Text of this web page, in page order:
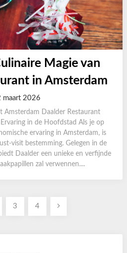
Magie van
in Amsterdam
maart 2026
Amsterdam Daalder Restaurant
in de Hoofdstad Als je op
ervaring in Amsterdam, is
visit bestemming. Gelegen in de
Daalder een unieke en verfijnde
zal verwennen....
3 4